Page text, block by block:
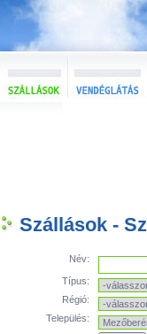
Szállások -
Név:
Típus:
Régió:
Település: